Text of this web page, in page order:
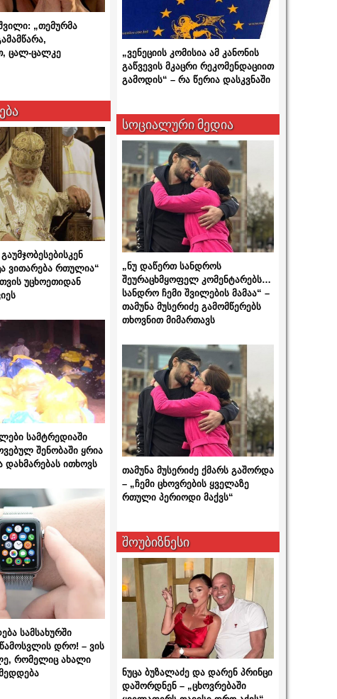
„თემურმა
ცალ-ცალკე
ვითარება რთულია“
უცხოეთიდან
სამტრედიაში
შენობაში ყრია
დახმარებას ითხოვს
სამსახურში
დრო! – ვის
რომელიც ახალი
„ვენეციის კომისია ამ კანონის
გაწვევის მკაცრი რეკომენდაციით
გამოდის“ – რა წერია დასკვნაში
სოციალური მედია
„ნუ დაწერთ სანდროს
შეურაცხმყოფელ კომენტარებს…
სანდრო ჩემი შვილების მამაა“ –
თამუნა მუსერიძე გამომწერებს
თხოვნით მიმართავს
თამუნა მუსერიძე ქმარს გაშორდა
– „ჩემი ცხოვრების ყველაზე
რთული პერიოდი მაქვს“
შოუბიზნესი
ნუცა ბუზალაძე და დარენ პრინცი
დაშორდნენ – „ცხოვრებაში